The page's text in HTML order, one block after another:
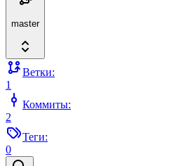
master
Ветки:
1
Коммиты:
2
Теги:
0